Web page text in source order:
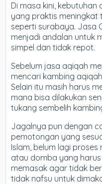
Di masa kini,
yang praktis
seperti surabaya. Jasa
menjadi andalan untuk
simpel dan tidak repot.
Sebelum jasa aqiqah
mencari kambing
Selain itu masih harus
mana bisa dilakukan
tukang sembelih
Jagalnya pun dengan
pemotongan yang
Islam, belum lagi
atau domba yang
memasak agar tidak
tidak nafsu untuk